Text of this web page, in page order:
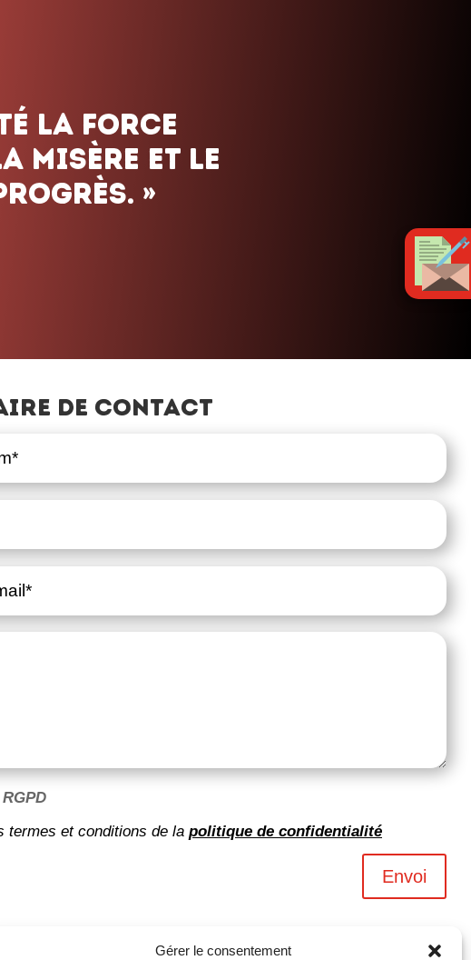
Gérer le consentement
la force
misère et le
»
de contact
termes et conditions de la politique de confidentialité
Envoi